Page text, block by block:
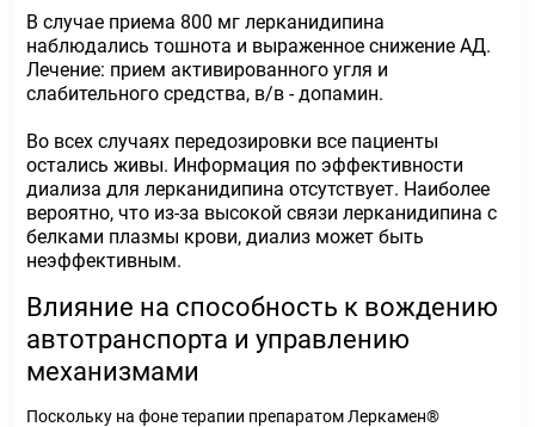
В случае приема 800 мг лерканидипина
наблюдались тошнота и выраженное снижение АД.
Лечение: прием активированного угля и
слабительного средства, в/в - допамин.
Во всех случаях передозировки все пациенты
остались живы. Информация по эффективности
диализа для лерканидипина отсутствует. Наиболее
вероятно, что из-за высокой связи лерканидипина с
белками плазмы крови, диализ может быть
неэффективным.
Влияние на способность к вождению
автотранспорта и управлению
механизмами
Поскольку на фоне терапии препаратом Леркамен®